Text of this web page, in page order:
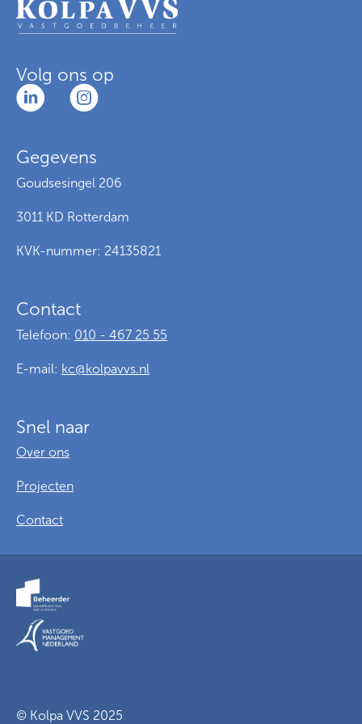
Volg ons op
Gegevens
Goudsesingel 206
3011 KD Rotterdam
KVK-nummer: 24135821
Contact
Telefoon: 010 - 467 25 55
E-mail: kc@kolpavvs.nl
Snel naar
Over ons
Projecten
Contact
© Kolpa VVS 2025
Voorwaarden
Privacy
Cookies